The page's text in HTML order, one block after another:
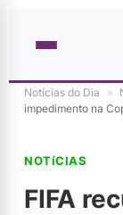
Notícias do Dia »
impedimento na
NOTíCIAS
FIFA